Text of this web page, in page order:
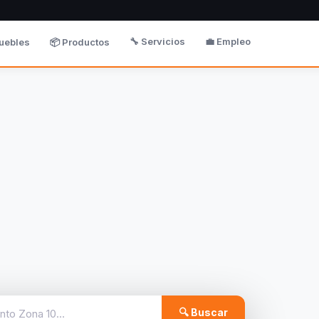
📦 Productos 🔧 Servicios 💼 Empleo
🔍 Buscar